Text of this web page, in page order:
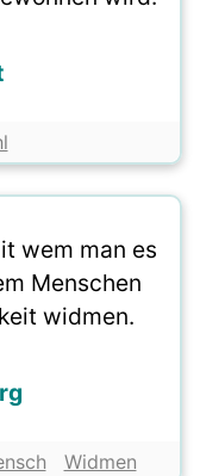
wem man es
Menschen
widmen.
Widmen